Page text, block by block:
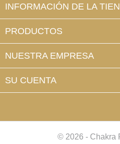
INFORMACIÓN DE LA
PRODUCTOS
NUESTRA EMPRESA
SU CUENTA
© 2026 - Chakra